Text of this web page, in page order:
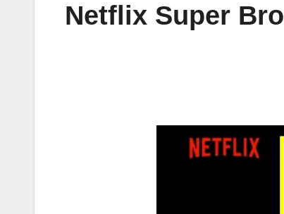
اظهار الأقسام الفرعية والمخفية في نتفليكس مع إضافة Netflix Super Bro